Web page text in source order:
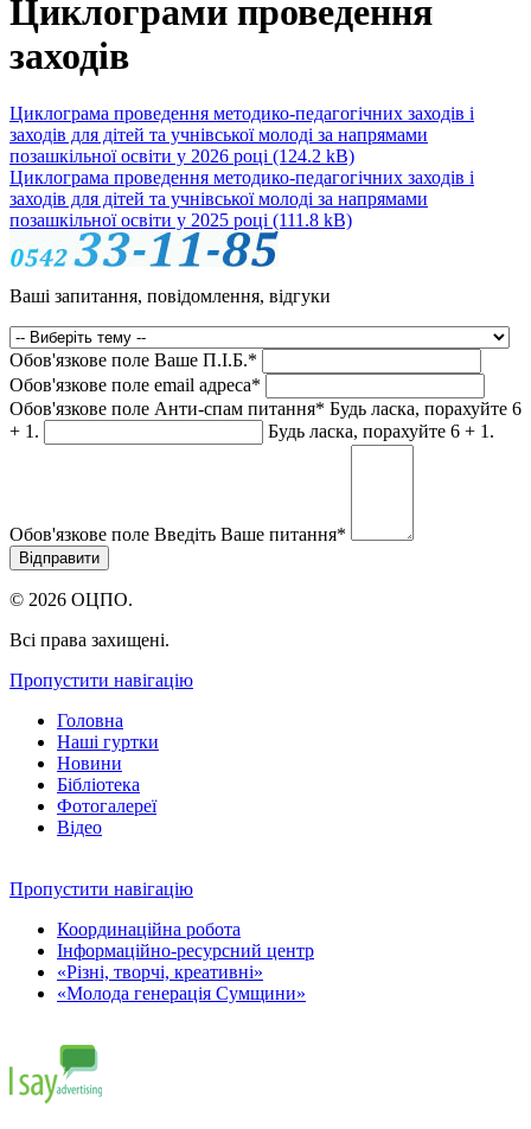
Циклограми проведення
заходів
Циклограма проведення методико-педагогічних заходів і
заходів для дітей та учнівської молоді за напрямами
позашкільної освіти у 2026 році (124.2 kB)
Циклограма проведення методико-педагогічних заходів і
заходів для дітей та учнівської молоді за напрямами
позашкільної освіти у 2025 році (111.8 kB)
Ваші запитання, повідомлення, відгуки
Обов'язкове поле Ваше П.I.Б.*
Обов'язкове поле email адреса*
Обов'язкове поле Анти-спам питання* Будь ласка, порахуйте 6
+ 1.
Будь ласка, порахуйте 6 + 1.
Обов'язкове поле Введіть Ваше питання*
© 2026 ОЦПО.
Всі права захищені.
Пропустити навігацію
Головна
Наші гуртки
Новини
Бібліотека
Фотогалереї
Відео
Пропустити навігацію
Координаційна робота
Інформаційно-ресурсний центр
«Різні, творчі, креативні»
«Молода генерація Сумщини»